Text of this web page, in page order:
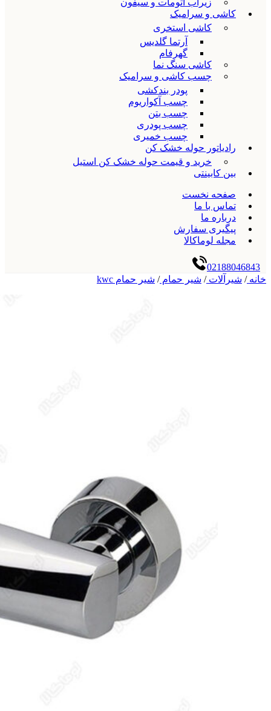
زیرآب اتومات و سیفون
کاشی و سرامیک
کاشی استخری
آرتما گلدیس
گهرفام
کاشی سنگ نما
چسب کاشی و سرامیک
پودر بندکشی
چسب آکواریوم
چسب بتن
چسب پودری
چسب خمیری
رادیاتور حوله خشک کن
خرید و قیمت حوله خشک کن استیل
بین کابینتی
صفحه نخست
تماس با ما
درباره ما
پیگیری سفارش
مجله لوماکالا
02188046843
خانه/ شیرآلات/ شیر حمام/ شیر حمام kwc